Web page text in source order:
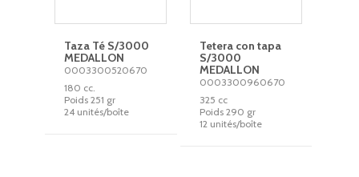
Taza Té S/3000
MEDALLON
0003300520670
180 cc.
Poids 251 gr
24 unités/boîte
Tetera con tapa
S/3000
MEDALLON
0003300960670
325 cc
Poids 290 gr
12 unités/boîte